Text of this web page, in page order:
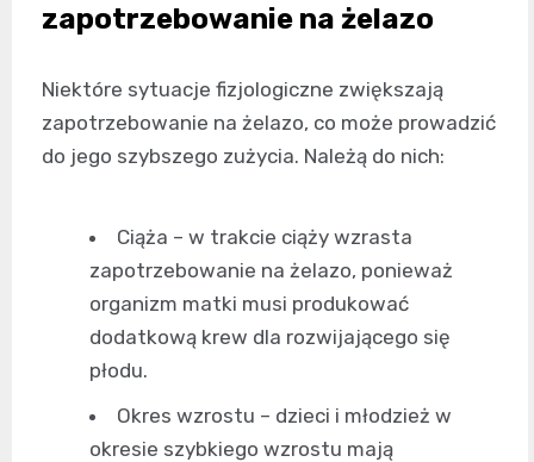
zapotrzebowanie na żelazo
Niektóre sytuacje fizjologiczne zwiększają
zapotrzebowanie na żelazo, co może prowadzić
do jego szybszego zużycia. Należą do nich:
Ciąża – w trakcie ciąży wzrasta
zapotrzebowanie na żelazo, ponieważ
organizm matki musi produkować
dodatkową krew dla rozwijającego się
płodu.
Okres wzrostu – dzieci i młodzież w
okresie szybkiego wzrostu mają